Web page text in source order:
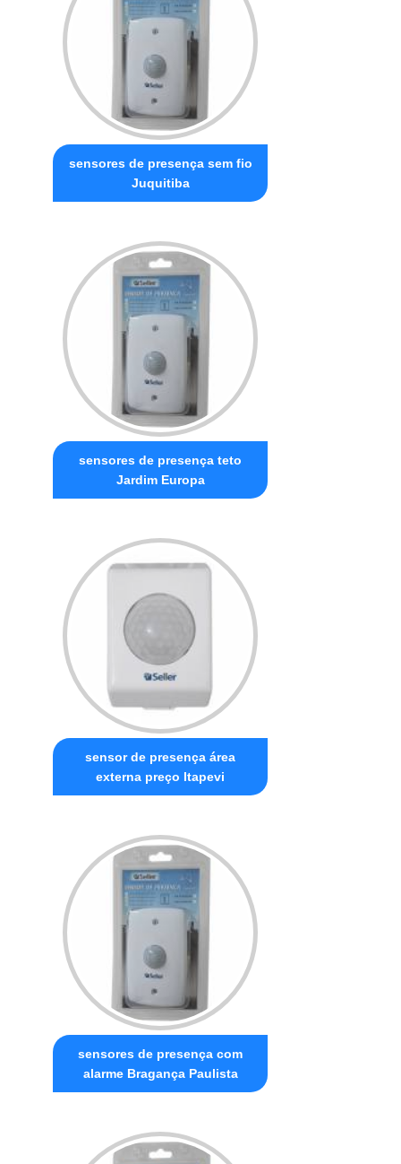
sensores de presença sem fio
Juquitiba
sensores de presença teto
Jardim Europa
sensor de presença área
externa preço Itapevi
sensores de presença com
alarme Bragança Paulista